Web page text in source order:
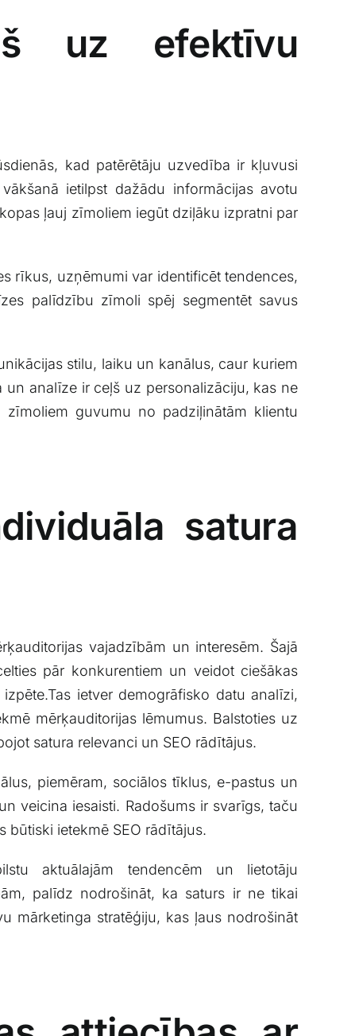
uz efektīvu
kad patērētāju uzvedība⁤ ir ‍kļuvusi
ietilpst dažādu informācijas avotu
ļauj‌ zīmoliem ‍iegūt dziļāku⁤ izpratni ‍par
rīkus, ⁢uzņēmumi var identificēt tendences,
palīdzību​ zīmoli spēj​ segmentēt savus
stilu, laiku un kanālus, caur⁢ kuriem
analīze‌ ir ceļš⁣ uz personalizāciju,⁤ kas ne​
guvumu‍ no⁤ padziļinātām klientu
‍satura
vajadzībām un interesēm. Šajā
pār konkurentiem ⁢un veidot ciešākas
ietver demogrāfisko datu‌ analīzi,
mērķauditorijas ‌lēmumus.⁤ Balstoties uz
satura relevanci un SEO rādītājus.
piemēram, sociālos ⁢tīklus, e-pastus⁣ un
veicina iesaisti. Radošums ir svarīgs, taču‌
būtiski ‌ietekmē ⁢SEO rādītājus.
aktuālajām tendencēm un ⁢lietotāju
palīdz⁣ nodrošināt,⁤ ka saturs ir ⁣ne tikai
mārketinga⁢ stratēģiju, ​kas ļaus nodrošināt